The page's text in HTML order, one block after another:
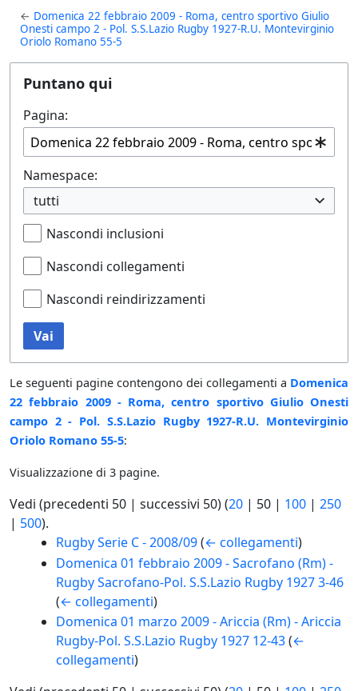
← Domenica 22 febbraio 2009 - Roma, centro sportivo Giulio
Onesti campo 2 - Pol. S.S.Lazio Rugby 1927-R.U. Montevirginio
Oriolo Romano 55-5
Puntano qui
Pagina:
Namespace:
tutti
Nascondi inclusioni
Nascondi collegamenti
Nascondi reindirizzamenti
Vai
Le seguenti pagine contengono dei collegamenti a Domenica
22 febbraio 2009 - Roma, centro sportivo Giulio Onesti
campo 2 - Pol. S.S.Lazio Rugby 1927-R.U. Montevirginio
Oriolo Romano 55-5:
Visualizzazione di 3 pagine.
Vedi (precedenti 50 | successivi 50) (20 | 50 | 100 | 250
| 500).
Rugby Serie C - 2008/09 (← collegamenti)
Domenica 01 febbraio 2009 - Sacrofano (Rm) -
Rugby Sacrofano-Pol. S.S.Lazio Rugby 1927 3-46
(← collegamenti)
Domenica 01 marzo 2009 - Ariccia (Rm) - Ariccia
Rugby-Pol. S.S.Lazio Rugby 1927 12-43 (←
collegamenti)